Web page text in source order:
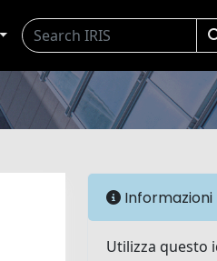
Informazioni
Utilizza questo